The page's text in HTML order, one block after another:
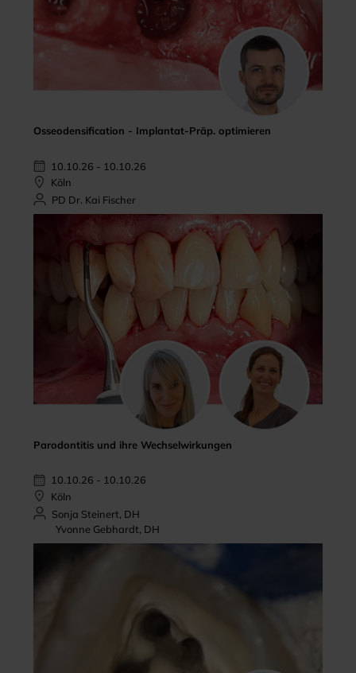
Osseodensification - Implantat-Präp. optimieren
10.10.26 - 10.10.26
Köln
PD Dr. Kai Fischer
Parodontitis und ihre Wechselwirkungen
10.10.26 - 10.10.26
Köln
Sonja Steinert, DH
Yvonne Gebhardt, DH